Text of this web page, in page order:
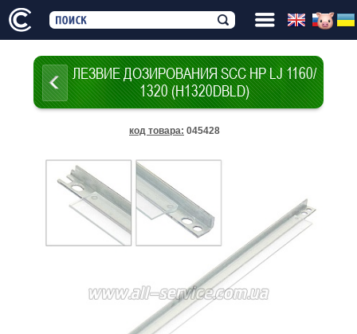
ЛЕЗВИЕ ДОЗИРОВАНИЯ SCC HP LJ 1160/
1320 (H1320DBLD)
код товара: 045428